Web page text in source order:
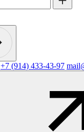
+7 (914) 433-43-97